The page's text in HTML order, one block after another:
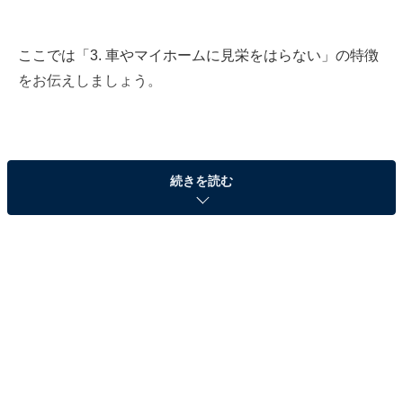
ここでは「3. 車やマイホームに見栄をはらない」の特徴
をお伝えしましょう。
続きを読む